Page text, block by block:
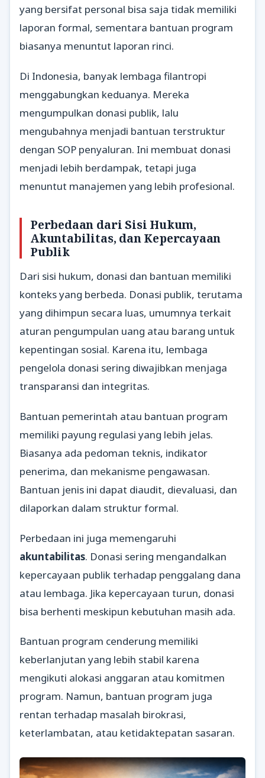
yang bersifat personal bisa saja tidak memiliki
laporan formal, sementara bantuan program
biasanya menuntut laporan rinci.
Di Indonesia, banyak lembaga filantropi
menggabungkan keduanya. Mereka
mengumpulkan donasi publik, lalu
mengubahnya menjadi bantuan terstruktur
dengan SOP penyaluran. Ini membuat donasi
menjadi lebih berdampak, tetapi juga
menuntut manajemen yang lebih profesional.
Perbedaan dari Sisi Hukum,
Akuntabilitas, dan Kepercayaan
Publik
Dari sisi hukum, donasi dan bantuan memiliki
konteks yang berbeda. Donasi publik, terutama
yang dihimpun secara luas, umumnya terkait
aturan pengumpulan uang atau barang untuk
kepentingan sosial. Karena itu, lembaga
pengelola donasi sering diwajibkan menjaga
transparansi dan integritas.
Bantuan pemerintah atau bantuan program
memiliki payung regulasi yang lebih jelas.
Biasanya ada pedoman teknis, indikator
penerima, dan mekanisme pengawasan.
Bantuan jenis ini dapat diaudit, dievaluasi, dan
dilaporkan dalam struktur formal.
Perbedaan ini juga memengaruhi
akuntabilitas. Donasi sering mengandalkan
kepercayaan publik terhadap penggalang dana
atau lembaga. Jika kepercayaan turun, donasi
bisa berhenti meskipun kebutuhan masih ada.
Bantuan program cenderung memiliki
keberlanjutan yang lebih stabil karena
mengikuti alokasi anggaran atau komitmen
program. Namun, bantuan program juga
rentan terhadap masalah birokrasi,
keterlambatan, atau ketidaktepatan sasaran.